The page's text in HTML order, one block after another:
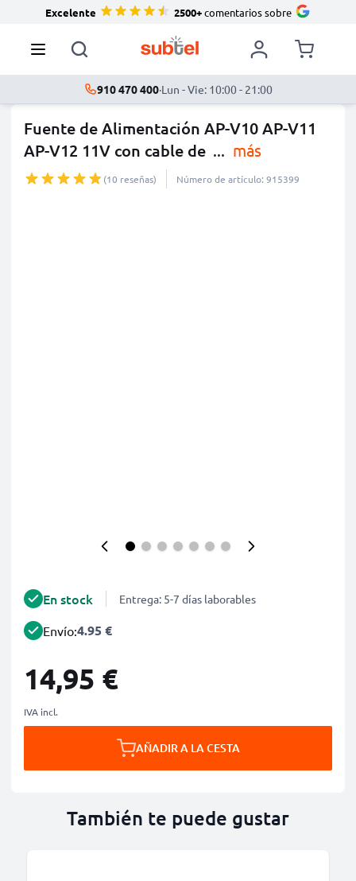
Excelente 2500+comentarios sobre
910 470 400·Lun - Vie: 10:00 - 21:00
Fuente de Alimentación AP-V10 AP-V11
AP-V12 11V con cable de ... más
(10 reseñas) Número de artículo: 915399
En stock Entrega: 5-7 días laborables
Envío:4.95 €
14,95 €
IVA incl.
AÑADIR A LA CESTA
También te puede gustar